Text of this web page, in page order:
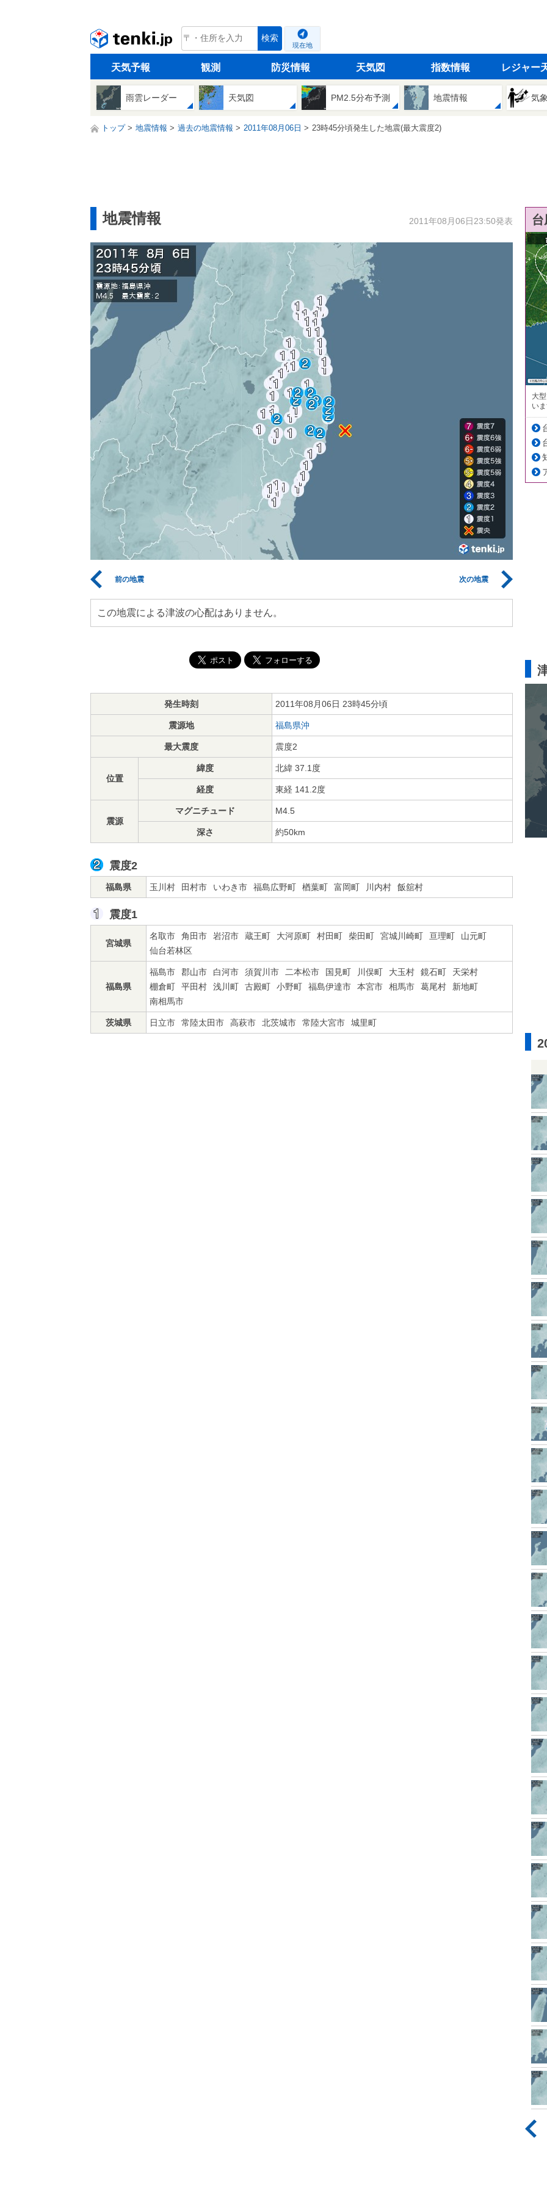
tenki.jp 検索
現在地
天気予報 観測 防災情報 天気図 指数情報 レジャー
雨雲レーダー 天気図 PM2.5分布予測 地震情報 気
トップ 地震情報 過去の地震情報 2011年08月06日 23時45分頃発生した地震(最大震度2)
地震情報 2011年08月06日23:50発表
前の地震 次の地震
この地震による津波の心配はありません。
発生時刻 2011年08月06日 23時45分頃
震源地 福島県沖
最大震度 震度2
位置
緯度 北緯 37.1度
経度 東経 141.2度
震源
マグニチュード M4.5
深さ 約50km
震度2
福島県 玉川村 田村市 いわき市 福島広野町 楢葉町 富岡町 川内村 飯舘村
震度1
宮城県
名取市 角田市 岩沼市 蔵王町 大河原町 村田町 柴田町 宮城川崎町 亘理町
山元町
仙台若林区
福島県
福島市 郡山市 白河市 須賀川市 二本松市 国見町 川俣町 大玉村 鏡石町
天栄村
棚倉町
平田村 浅川町 古殿町 小野町 福島伊達市 本宮市 相馬市 葛尾村
新地町
南相馬市
茨城県 日立市 常陸太田市 高萩市 北茨城市 常陸大宮市 城里町
大
い